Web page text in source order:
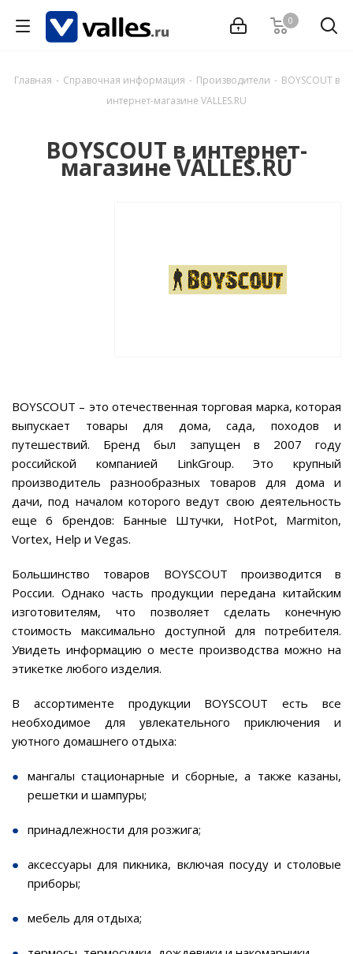
0
Главная - Справочная информация - Производители - BOYSCOUT в
интернет-магазине VALLES.RU
BOYSCOUT в интернет-
магазине VALLES.RU
BOYSCOUT – это отечественная торговая марка, которая
выпускает товары для дома, сада, походов и
путешествий. Бренд был запущен в 2007 году
российской компанией LinkGroup. Это крупный
производитель разнообразных товаров для дома и
дачи, под началом которого ведут свою деятельность
еще 6 брендов: Банные Штучки, HotPot, Marmiton,
Vortex, Help и Vegas.
Большинство товаров BOYSCOUT производится в
России. Однако часть продукции передана китайским
изготовителям, что позволяет сделать конечную
стоимость максимально доступной для потребителя.
Увидеть информацию о месте производства можно на
этикетке любого изделия.
В ассортименте продукции BOYSCOUT есть все
необходимое для увлекательного приключения и
уютного домашнего отдыха:
мангалы стационарные и сборные, а также казаны,
решетки и шампуры;
принадлежности для розжига;
аксессуары для пикника, включая посуду и столовые
приборы;
мебель для отдыха;